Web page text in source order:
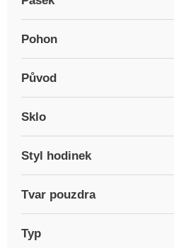
Pohon
Původ
Sklo
Styl hodinek
Tvar pouzdra
Typ